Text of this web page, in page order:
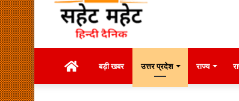
Homeबड़ी खबर उत्तर प्रदेश राज्य